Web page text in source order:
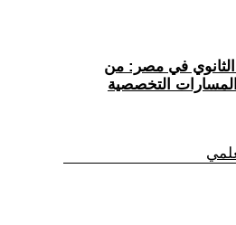
الثانوي في مصر: من
التخصصية